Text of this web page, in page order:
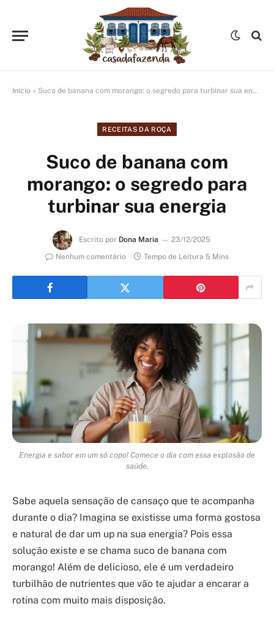
Início » Suco de banana com morango: o segredo para turbinar sua energia
RECEITAS DA ROÇA
Suco de banana com
morango: o segredo para
turbinar sua energia
Escrito por Dona Maria
23/12/2025
Nenhum comentário
Tempo de Leitura 5 Mins
Energia e sabor em um só copo! Comece o dia com essa explosão de
saúde.
Sabe aquela sensação de cansaço que te acompanha
durante o dia? Imagina se existisse uma forma gostosa
e natural de dar um up na sua energia? Pois essa
solução existe e se chama suco de banana com
morango! Além de delicioso, ele é um verdadeiro
turbilhão de nutrientes que vão te ajudar a encarar a
rotina com muito mais disposição.